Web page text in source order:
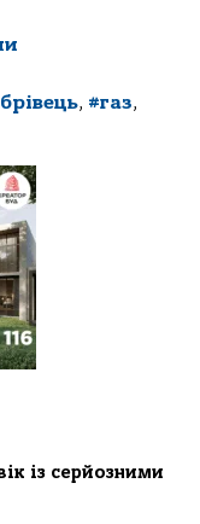
, #газ,
із серйозними